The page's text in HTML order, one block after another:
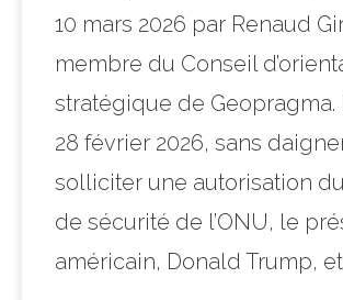
10 mars 2026 par Renaud
membre du Conseil
stratégique de Geopragma.
28 février 2026, sans
solliciter une autorisation
de sécurité de l’ONU, le
américain, Donald Trump, et